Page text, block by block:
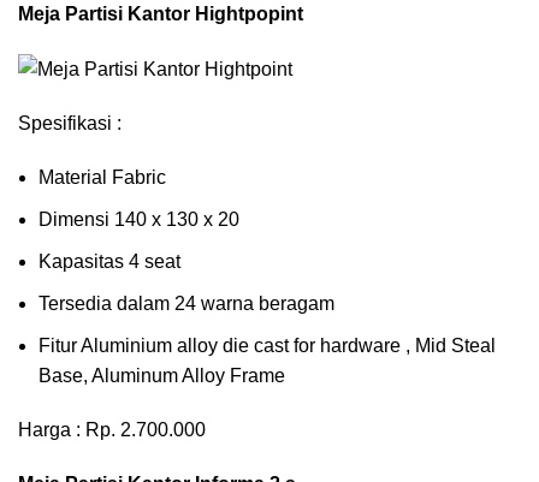
Meja Partisi Kantor Hightpopint
Spesifikasi :
Material Fabric
Dimensi 140 x 130 x 20
Kapasitas 4 seat
Tersedia dalam 24 warna beragam
Fitur Aluminium alloy die cast for hardware , Mid Steal
Base, Aluminum Alloy Frame
Harga : Rp. 2.700.000